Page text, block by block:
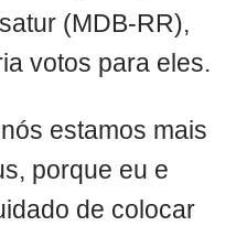
(MDB-RR),
votos para eles.
estamos mais
porque eu e
de colocar